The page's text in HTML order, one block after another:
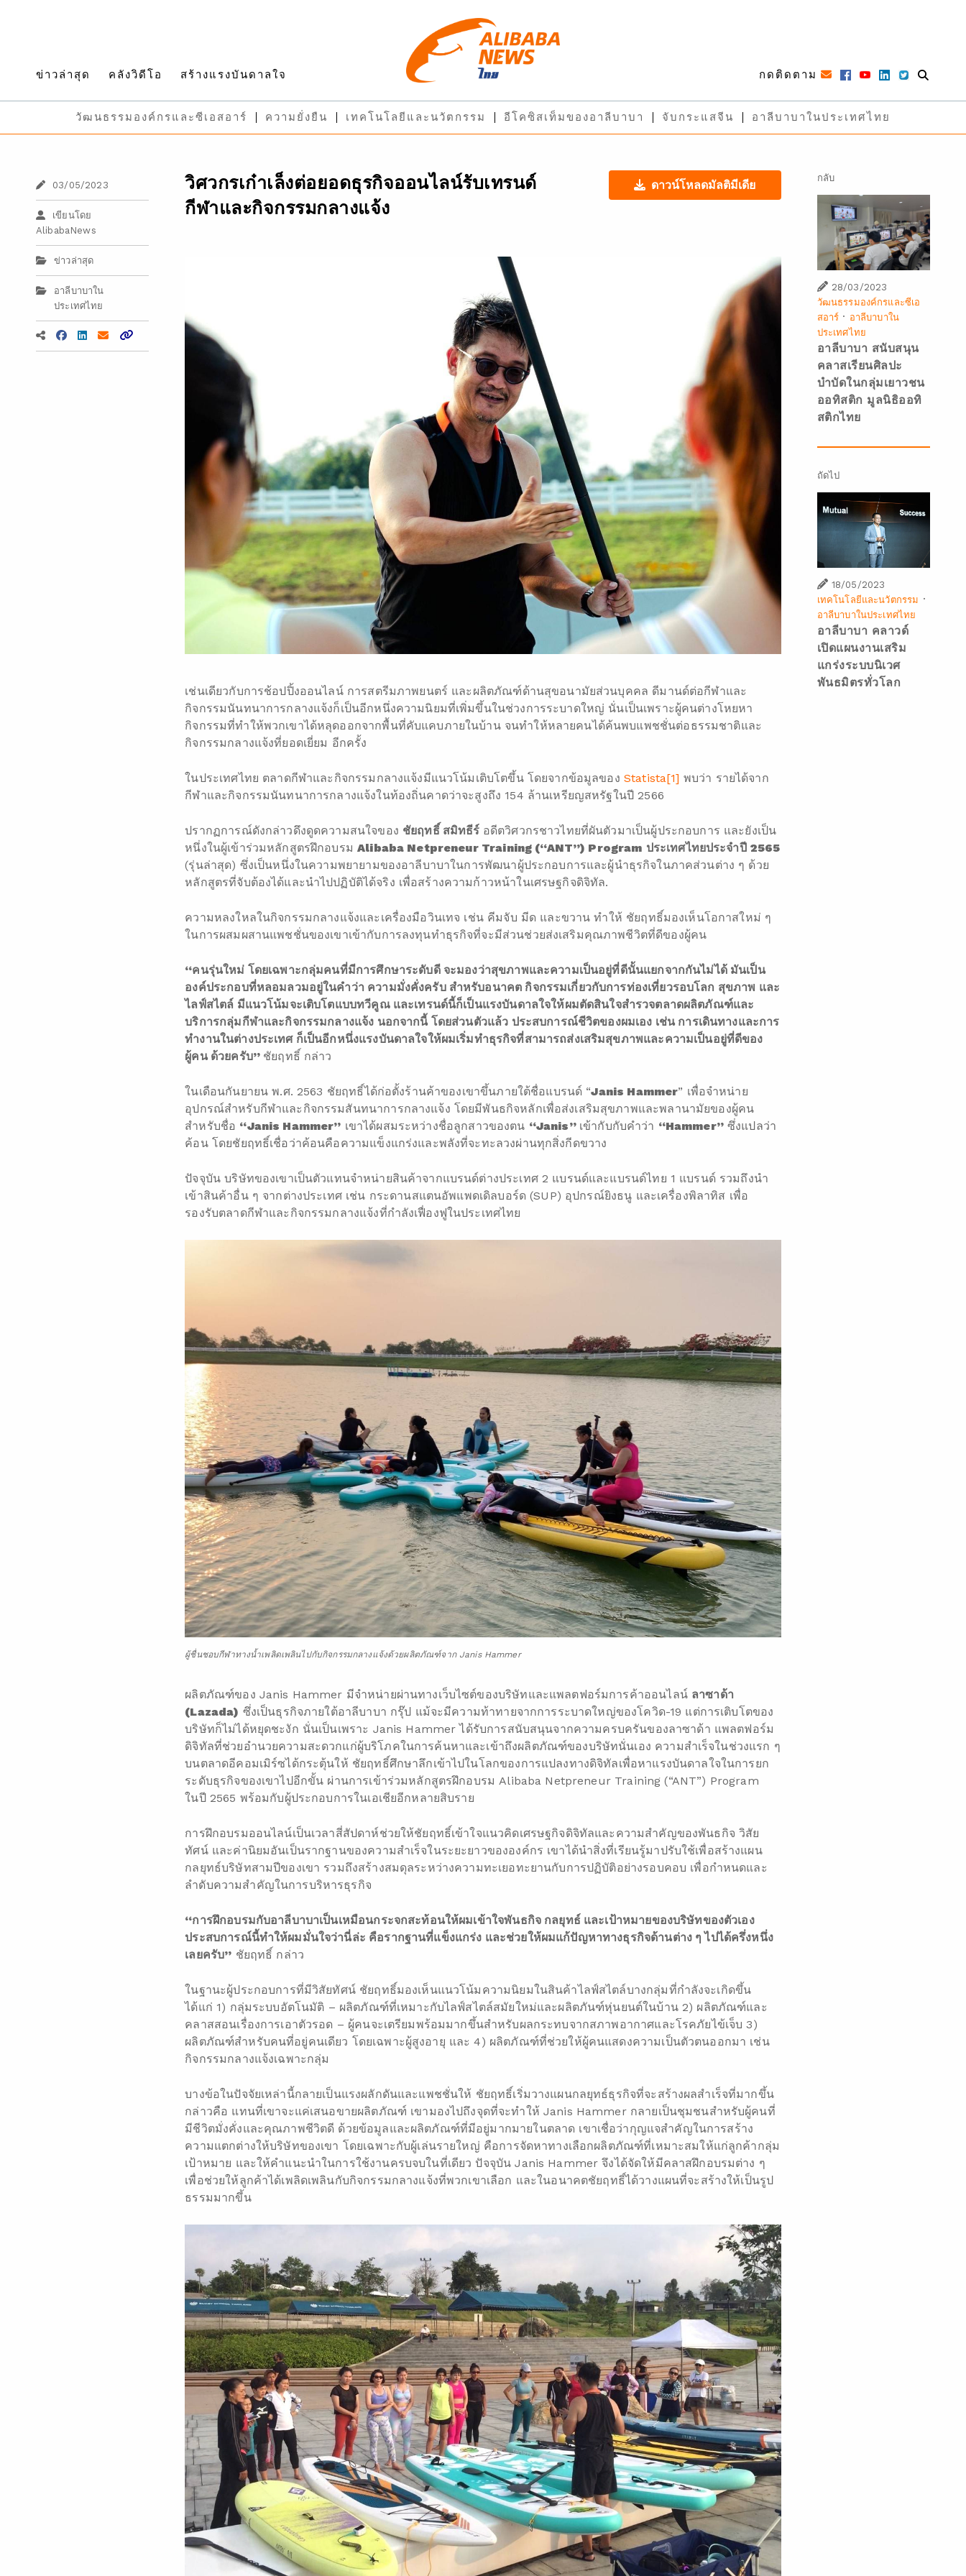
ข่าวล่าสุด คลังวิดีโอ สร้างแรงบันดาลใจ กดติดตาม
วัฒนธรรมองค์กรและซีเอสอาร์ ความยั่งยืน เทคโนโลยีและนวัตกรรม อีโคซิสเท็มของอาลีบาบา จับกระแสจีน อาลีบาบาในประเทศไทย
03/05/2023
เขียนโดย
AlibabaNews
ข่าวล่าสุด
อาลีบาบาใน
ประเทศไทย
วิศวกรเก๋าเล็งต่อยอดธุรกิจออนไลน์รับเทรนด์
กีฬาและกิจกรรมกลางแจ้ง
ดาวน์โหลดมัลติมีเดีย
เช่นเดียวกับการช้อปปิ้งออนไลน์ การสตรีมภาพยนตร์ และผลิตภัณฑ์ด้านสุขอนามัยส่วนบุคคล ดีมานด์ต่อกีฬาและ
กิจกรรมนันทนาการกลางแจ้งก็เป็นอีกหนึ่งความนิยมที่เพิ่มขึ้นในช่วงการระบาดใหญ่ นั่นเป็นเพราะผู้คนต่างโหยหา
กิจกรรมที่ทำให้พวกเขาได้หลุดออกจากพื้นที่คับแคบภายในบ้าน จนทำให้หลายคนได้ค้นพบแพชชั่นต่อธรรมชาติและ
กิจกรรมกลางแจ้งที่ยอดเยี่ยม อีกครั้ง
ในประเทศไทย ตลาดกีฬาและกิจกรรมกลางแจ้งมีแนวโน้มเติบโตขึ้น โดยจากข้อมูลของ Statista[1] พบว่า รายได้จาก
กีฬาและกิจกรรมนันทนาการกลางแจ้งในท้องถิ่นคาดว่าจะสูงถึง 154 ล้านเหรียญสหรัฐในปี 2566
ปรากฏการณ์ดังกล่าวดึงดูดความสนใจของ ชัยฤทธิ์ สมิทธีร์ อดีตวิศวกรชาวไทยที่ผันตัวมาเป็นผู้ประกอบการ และยังเป็น
หนึ่งในผู้เข้าร่วมหลักสูตรฝึกอบรมAlibaba Netpreneur Training (“ANT”) Program ประเทศไทยประจำปี 2565
(รุ่นล่าสุด) ซึ่งเป็นหนึ่งในความพยายามของอาลีบาบาในการพัฒนาผู้ประกอบการและผู้นำธุรกิจในภาคส่วนต่าง ๆ ด้วย
หลักสูตรที่จับต้องได้และนำไปปฏิบัติได้จริง เพื่อสร้างความก้าวหน้าในเศรษฐกิจดิจิทัล.
ความหลงใหลในกิจกรรมกลางแจ้งและเครื่องมือวินเทจ เช่น คีมจับ มีด และขวาน ทำให้ ชัยฤทธิ์มองเห็นโอกาสใหม่ ๆ
ในการผสมผสานแพชชั่นของเขาเข้ากับการลงทุนทำธุรกิจที่จะมีส่วนช่วยส่งเสริมคุณภาพชีวิตที่ดีของผู้คน
“คนรุ่นใหม่ โดยเฉพาะกลุ่มคนที่มีการศึกษาระดับดี จะมองว่าสุขภาพและความเป็นอยู่ที่ดีนั้นแยกจากกันไม่ได้ มันเป็น
องค์ประกอบที่หลอมลวมอยู่ในคำว่า ความมั่งคั่งครับ สำหรับอนาคต กิจกรรมเกี่ยวกับการท่องเที่ยวรอบโลก สุขภาพ และ
ไลฟ์สไตล์ มีแนวโน้มจะเติบโตแบบทวีคูณ และเทรนด์นี้ก็เป็นแรงบันดาลใจให้ผมตัดสินใจสำรวจตลาดผลิตภัณฑ์และ
บริการกลุ่มกีฬาและกิจกรรมกลางแจ้ง นอกจากนี้ โดยส่วนตัวแล้ว ประสบการณ์ชีวิตของผมเอง เช่น การเดินทางและการ
ทำงานในต่างประเทศ ก็เป็นอีกหนึ่งแรงบันดาลใจให้ผมเริ่มทำธุรกิจที่สามารถส่งเสริมสุขภาพและความเป็นอยู่ที่ดีของ
ผู้คน ด้วยครับ” ชัยฤทธิ์ กล่าว
ในเดือนกันยายน พ.ศ. 2563 ชัยฤทธิ์ได้ก่อตั้งร้านค้าของเขาขึ้นภายใต้ชื่อแบรนด์ “Janis Hammer” เพื่อจำหน่าย
อุปกรณ์สำหรับกีฬาและกิจกรรมสันทนาการกลางแจ้ง โดยมีพันธกิจหลักเพื่อส่งเสริมสุขภาพและพลานามัยของผู้คน
สำหรับชื่อ “Janis Hammer” เขาได้ผสมระหว่างชื่อลูกสาวของตน “Janis” เข้ากับกับคำว่า “Hammer”ซึ่งแปลว่า
ค้อน โดยชัยฤทธิ์เชื่อว่าค้อนคือความแข็งแกร่งและพลังที่จะทะลวงผ่านทุกสิ่งกีดขวาง
ปัจจุบัน บริษัทของเขาเป็นตัวแทนจำหน่ายสินค้าจากแบรนด์ต่างประเทศ 2 แบรนด์และแบรนด์ไทย 1 แบรนด์ รวมถึงนำ
เข้าสินค้าอื่น ๆ จากต่างประเทศ เช่น กระดานสแตนอัพแพดเดิลบอร์ด (SUP) อุปกรณ์ยิงธนู และเครื่องพิลาทิส เพื่อ
รองรับตลาดกีฬาและกิจกรรมกลางแจ้งที่กำลังเฟื่องฟูในประเทศไทย
ผู้ชื่นชอบกีฬาทางน้ำเพลิดเพลินไปกับกิจกรรมกลางแจ้งด้วยผลิตภัณฑ์จาก Janis Hammer
ผลิตภัณฑ์ของ Janis Hammer มีจำหน่ายผ่านทางเว็บไซต์ของบริษัทและแพลตฟอร์มการค้าออนไลน์ ลาซาด้า
(Lazada) ซึ่งเป็นธุรกิจภายใต้อาลีบาบา กรุ๊ป แม้จะมีความท้าทายจากการระบาดใหญ่ของโควิด-19 แต่การเติบโตของ
บริษัทก็ไม่ได้หยุดชะงัก นั่นเป็นเพราะ Janis Hammer ได้รับการสนับสนุนจากความครบครันของลาซาด้า แพลตฟอร์ม
ดิจิทัลที่ช่วยอำนวยความสะดวกแก่ผู้บริโภคในการค้นหาและเข้าถึงผลิตภัณฑ์ของบริษัทนั่นเอง ความสำเร็จในช่วงแรก ๆ
บนตลาดอีคอมเมิร์ซได้กระตุ้นให้ ชัยฤทธิ์ศึกษาลึกเข้าไปในโลกของการแปลงทางดิจิทัลเพื่อหาแรงบันดาลใจในการยก
ระดับธุรกิจของเขาไปอีกขั้น ผ่านการเข้าร่วมหลักสูตรฝึกอบรม Alibaba Netpreneur Training (“ANT”) Program
ในปี 2565 พร้อมกับผู้ประกอบการในเอเชียอีกหลายสิบราย
การฝึกอบรมออนไลน์เป็นเวลาสี่สัปดาห์ช่วยให้ชัยฤทธิ์เข้าใจแนวคิดเศรษฐกิจดิจิทัลและความสำคัญของพันธกิจ วิสัย
ทัศน์ และค่านิยมอันเป็นรากฐานของความสำเร็จในระยะยาวขององค์กร เขาได้นำสิ่งที่เรียนรู้มาปรับใช้เพื่อสร้างแผน
กลยุทธ์บริษัทสามปีของเขา รวมถึงสร้างสมดุลระหว่างความทะเยอทะยานกับการปฏิบัติอย่างรอบคอบ เพื่อกำหนดและ
ลำดับความสำคัญในการบริหารธุรกิจ
“การฝึกอบรมกับอาลีบาบาเป็นเหมือนกระจกสะท้อนให้ผมเข้าใจพันธกิจ กลยุทธ์ และเป้าหมายของบริษัทของตัวเอง
ประสบการณ์นี้ทำให้ผมมั่นใจว่านี่ล่ะ คือรากฐานที่แข็งแกร่ง และช่วยให้ผมแก้ปัญหาทางธุรกิจด้านต่าง ๆ ไปได้ครึ่งหนึ่ง
เลยครับ” ชัยฤทธิ์ กล่าว
ในฐานะผู้ประกอบการที่มีวิสัยทัศน์ ชัยฤทธิ์มองเห็นแนวโน้มความนิยมในสินค้าไลฟ์สไตล์บางกลุ่มที่กำลังจะเกิดขึ้น
ได้แก่ 1) กลุ่มระบบอัตโนมัติ – ผลิตภัณฑ์ที่เหมาะกับไลฟ์สไตล์สมัยใหม่และผลิตภันฑ์หุ่นยนต์ในบ้าน 2) ผลิตภัณฑ์และ
คลาสสอนเรื่องการเอาตัวรอด – ผู้คนจะเตรียมพร้อมมากขึ้นสำหรับผลกระทบจากสภาพอากาศและโรคภัยไข้เจ็บ 3)
ผลิตภัณฑ์สำหรับคนที่อยู่คนเดียว โดยเฉพาะผู้สูงอายุ และ 4) ผลิตภัณฑ์ที่ช่วยให้ผู้คนแสดงความเป็นตัวตนออกมา เช่น
กิจกรรมกลางแจ้งเฉพาะกลุ่ม
บางข้อในปัจจัยเหล่านี้กลายเป็นแรงผลักดันและแพชชั่นให้ ชัยฤทธิ์เริ่มวางแผนกลยุทธ์ธุรกิจที่จะสร้างผลสำเร็จที่มากขึ้น
กล่าวคือ แทนที่เขาจะแค่เสนอขายผลิตภัณฑ์ เขามองไปถึงจุดที่จะทำให้ Janis Hammer กลายเป็นชุมชนสำหรับผู้คนที่
มีชีวิตมั่งคั่งและคุณภาพชีวิตดี ด้วยข้อมูลและผลิตภัณฑ์ที่มีอยู่มากมายในตลาด เขาเชื่อว่ากุญแจสำคัญในการสร้าง
ความแตกต่างให้บริษัทของเขา โดยเฉพาะกับผู้เล่นรายใหญ่ คือการจัดหาทางเลือกผลิตภัณฑ์ที่เหมาะสมให้แก่ลูกค้ากลุ่ม
เป้าหมาย และให้คำแนะนำในการใช้งานครบจบในที่เดียว ปัจจุบัน Janis Hammer จึงได้จัดให้มีคลาสฝึกอบรมต่าง ๆ
เพื่อช่วยให้ลูกค้าได้เพลิดเพลินกับกิจกรรมกลางแจ้งที่พวกเขาเลือก และในอนาคตชัยฤทธิ์ได้วางแผนที่จะสร้างให้เป็นรูป
ธรรมมากขึ้น
กลับ
28/03/2023
วัฒนธรรมองค์กรและซีเอ
สอาร์ · อาลีบาบาใน
ประเทศไทย
อาลีบาบา สนับสนุน
คลาสเรียนศิลปะ
บำบัดในกลุ่มเยาวชน
ออทิสติก มูลนิธิออทิ
สติกไทย
ถัดไป
18/05/2023
เทคโนโลยีและนวัตกรรม ·
อาลีบาบาในประเทศไทย
อาลีบาบา คลาวด์
เปิดแผนงานเสริม
แกร่งระบบนิเวศ
พันธมิตรทั่วโลก